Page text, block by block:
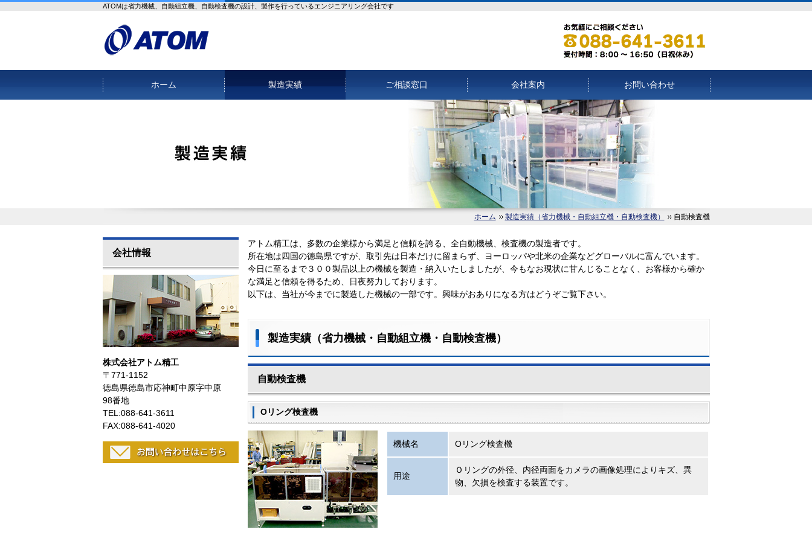
ATOMは省力機械、自動組立機、自動検査機の設計、製作を行っているエンジニアリング会社です
ホーム 製造実績 ご相談窓口 会社案内 お問い合わせ
ホーム 製造実績（省力機械・自動組立機・自動検査機） 自動検査機
アトム精工は、多数の企業様から満足と信頼を誇る、全自動機械、検査機の製造者です。
所在地は四国の徳島県ですが、取引先は日本だけに留まらず、ヨーロッパや北米の企業などグローバルに富んでいます。
今日に至るまで３００製品以上の機械を製造・納入いたしましたが、今もなお現状に甘んじることなく、お客様から確か
な満足と信頼を得るため、日夜努力しております。
以下は、当社が今までに製造した機械の一部です。興味がおありになる方はどうぞご覧下さい。
製造実績（省力機械・自動組立機・自動検査機）
自動検査機
Oリング検査機
機械名 Oリング検査機
用途
Ｏリングの外径、内径両面をカメラの画像処理によりキズ、異
物、欠損を検査する装置です。
会社情報
株式会社アトム精工
〒771-1152
徳島県徳島市応神町中原字中原
98番地
TEL:088-641-3611
FAX:088-641-4020